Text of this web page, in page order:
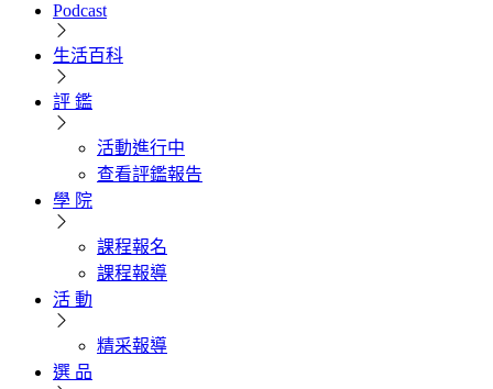
Podcast
生活百科
評 鑑
活動進行中
查看評鑑報告
學 院
課程報名
課程報導
活 動
精采報導
選 品